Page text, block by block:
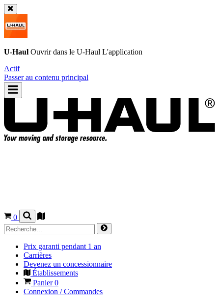
U-Haul Ouvrir dans le U-Haul L'application
Actif
Passer au contenu principal
0
Prix garanti pendant 1 an
Carrières
Devenez un concessionnaire
Établissements
Panier0
Connexion / Commandes